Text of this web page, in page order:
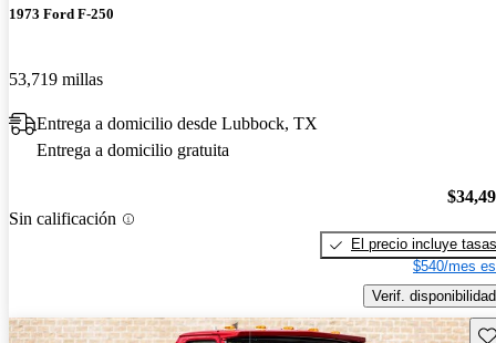
1973 Ford F-250
53,719 millas
Entrega a domicilio desde Lubbock, TX
Entrega a domicilio gratuita
Sin calificación
El precio incluye tasas
$540/mes
Verif. disponibilidad